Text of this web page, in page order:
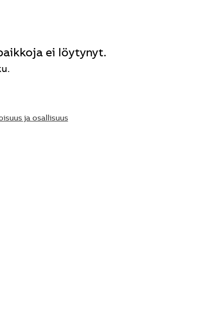
ei löytynyt.
ja osallisuus